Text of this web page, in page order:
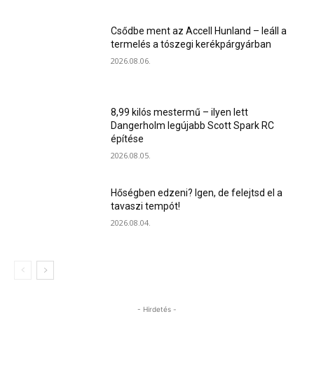
Csődbe ment az Accell Hunland – leáll a
termelés a tószegi kerékpárgyárban
2026.08.06.
8,99 kilós mestermű – ilyen lett
Dangerholm legújabb Scott Spark RC
építése
2026.08.05.
Hőségben edzeni? Igen, de felejtsd el a
tavaszi tempót!
2026.08.04.
- Hirdetés -